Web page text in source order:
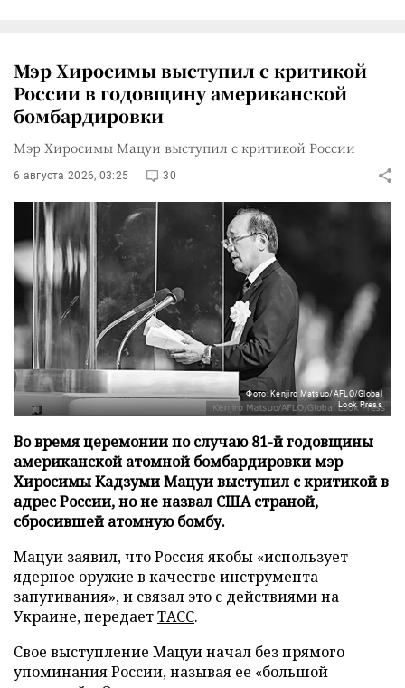
Мэр Хиросимы выступил с критикой
России в годовщину американской
бомбардировки
Мэр Хиросимы Мацуи выступил с критикой России
6 августа 2026, 03:25 30
Фото: Kenjiro Matsuo/AFLO/Global
Look Press
Во время церемонии по случаю 81-й годовщины
американской атомной бомбардировки мэр
Хиросимы Кадзуми Мацуи выступил с критикой в
адрес России, но не назвал США страной,
сбросившей атомную бомбу.
Мацуи заявил, что Россия якобы «использует
ядерное оружие в качестве инструмента
запугивания», и связал это с действиями на
Украине, передаетТАСС.
Свое выступление Мацуи начал без прямого
упоминания России, называя ее «большой